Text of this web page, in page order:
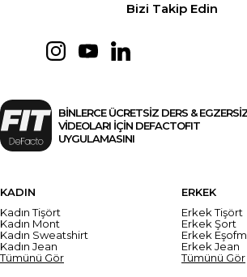
Bizi Takip Edin
BİNLERCE ÜCRETSİZ DERS &
VİDEOLARI İÇİN DEFACTOFIT
UYGULAMASINI
KADIN
Kadın Tişört
Kadın Mont
Kadın Sweatshirt
Kadın Jean
Tümünü Gör
ERKEK
Erkek Tişört
Erkek Şort
Erkek
Erkek Jean
Tümünü Gör